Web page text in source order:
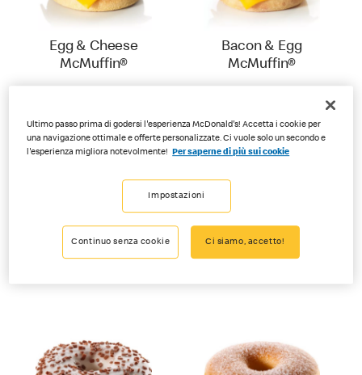
Egg & Cheese
McMuffin®
Bacon & Egg
McMuffin®
Croissant Pane al cioccolato
Ultimo passo prima di godersi l'esperienza McDonald's! Accetta i cookie per
una navigazione ottimale e offerte personalizzate. Ci vuole solo un secondo e
l'esperienza migliora notevolmente!
Per saperne di più sui cookie
Impostazioni
Continuo senza cookie Ci siamo, accetto!